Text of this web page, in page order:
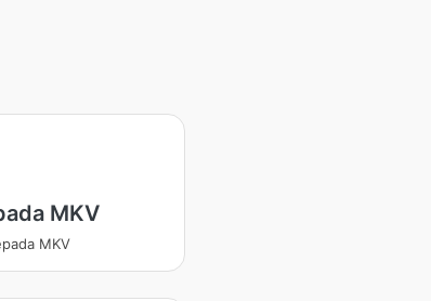
MKV
MKV